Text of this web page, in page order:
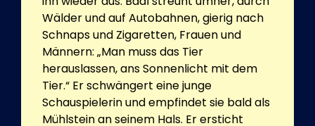
Wälder und auf Autobahnen, gierig nach
Schnaps und Zigaretten, Frauen und
Männern: „Man muss das Tier
herauslassen, ans Sonnenlicht mit dem
Tier.“ Er schwängert eine junge
Schauspielerin und empfindet sie bald als
Mühlstein an seinem Hals. Er ersticht